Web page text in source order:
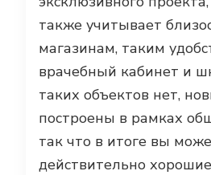
также учитывает
магазинам, таким
врачебный кабинет и
таких объектов нет,
построены в рамках
так что в итоге вы
действительно